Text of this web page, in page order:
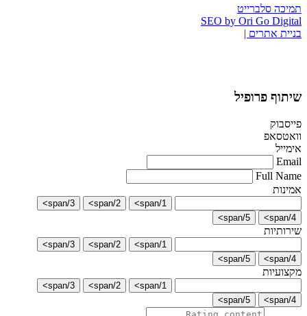
תמיכה סלברייט
SEO by Ori Go Digital
בניית אתרים |
שיתוף פרופיל
פייסבוק
וואטסאפ
אימייל
Email
Full Name
אמינות
1/span>
2/span>
3/span>
4/span>
5/span>
שירותיות
1/span>
2/span>
3/span>
4/span>
5/span>
מקצועיות
1/span>
2/span>
3/span>
4/span>
5/span>